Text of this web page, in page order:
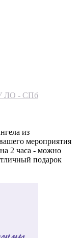
ЛО - СПб
из
мероприятия
2 часа - можно
подарок